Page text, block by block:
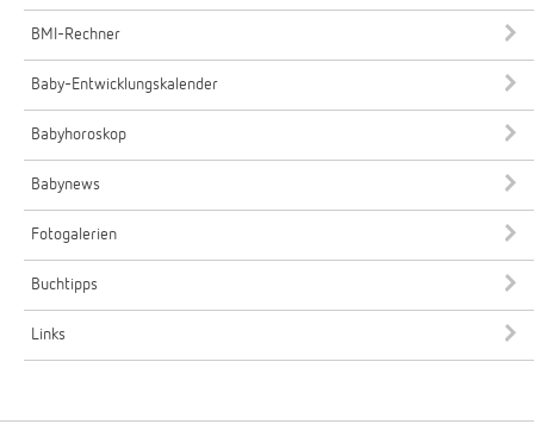
BMI-Rechner
Baby-Entwicklungskalender
Babyhoroskop
Babynews
Fotogalerien
Buchtipps
Links